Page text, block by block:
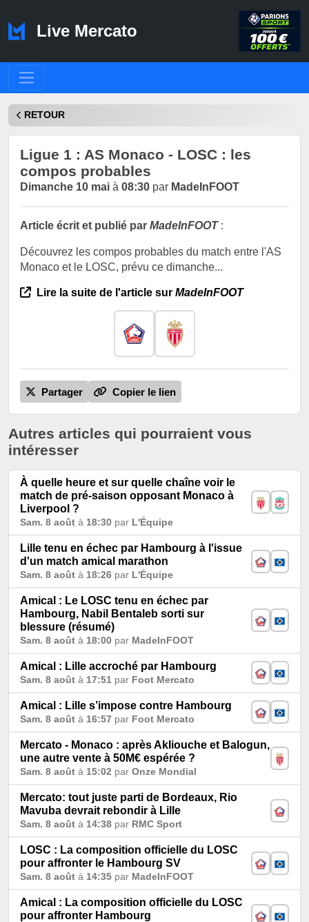
Live Mercato
RETOUR
Ligue 1 : AS Monaco - LOSC : les
compos probables
Dimanche 10 mai à 08:30 par MadeInFOOT
Article écrit et publié par MadeInFOOT:
Découvrez les compos probables du match entre l'AS
Monaco et le LOSC, prévu ce dimanche...
Lire la suite de l'article sur MadeInFOOT
Partager Copier le lien
Autres articles qui pourraient vous
intéresser
À quelle heure et sur quelle chaîne voir le
match de pré-saison opposant Monaco à
Liverpool ?
Sam. 8 août à 18:30 par L'Équipe
Lille tenu en échec par Hambourg à l'issue
d'un match amical marathon
Sam. 8 août à 18:26 par L'Équipe
Amical : Le LOSC tenu en échec par
Hambourg, Nabil Bentaleb sorti sur
blessure (résumé)
Sam. 8 août à 18:00 par MadeInFOOT
Amical : Lille accroché par Hambourg
Sam. 8 août à 17:51 par Foot Mercato
Amical : Lille s’impose contre Hambourg
Sam. 8 août à 16:57 par Foot Mercato
Mercato - Monaco : après Akliouche et Balogun,
une autre vente à 50M€ espérée ?
Sam. 8 août à 15:02 par Onze Mondial
Mercato: tout juste parti de Bordeaux, Rio
Mavuba devrait rebondir à Lille
Sam. 8 août à 14:38 par RMC Sport
LOSC : La composition officielle du LOSC
pour affronter le Hambourg SV
Sam. 8 août à 14:35 par MadeInFOOT
Amical : La composition officielle du LOSC
pour affronter Hambourg